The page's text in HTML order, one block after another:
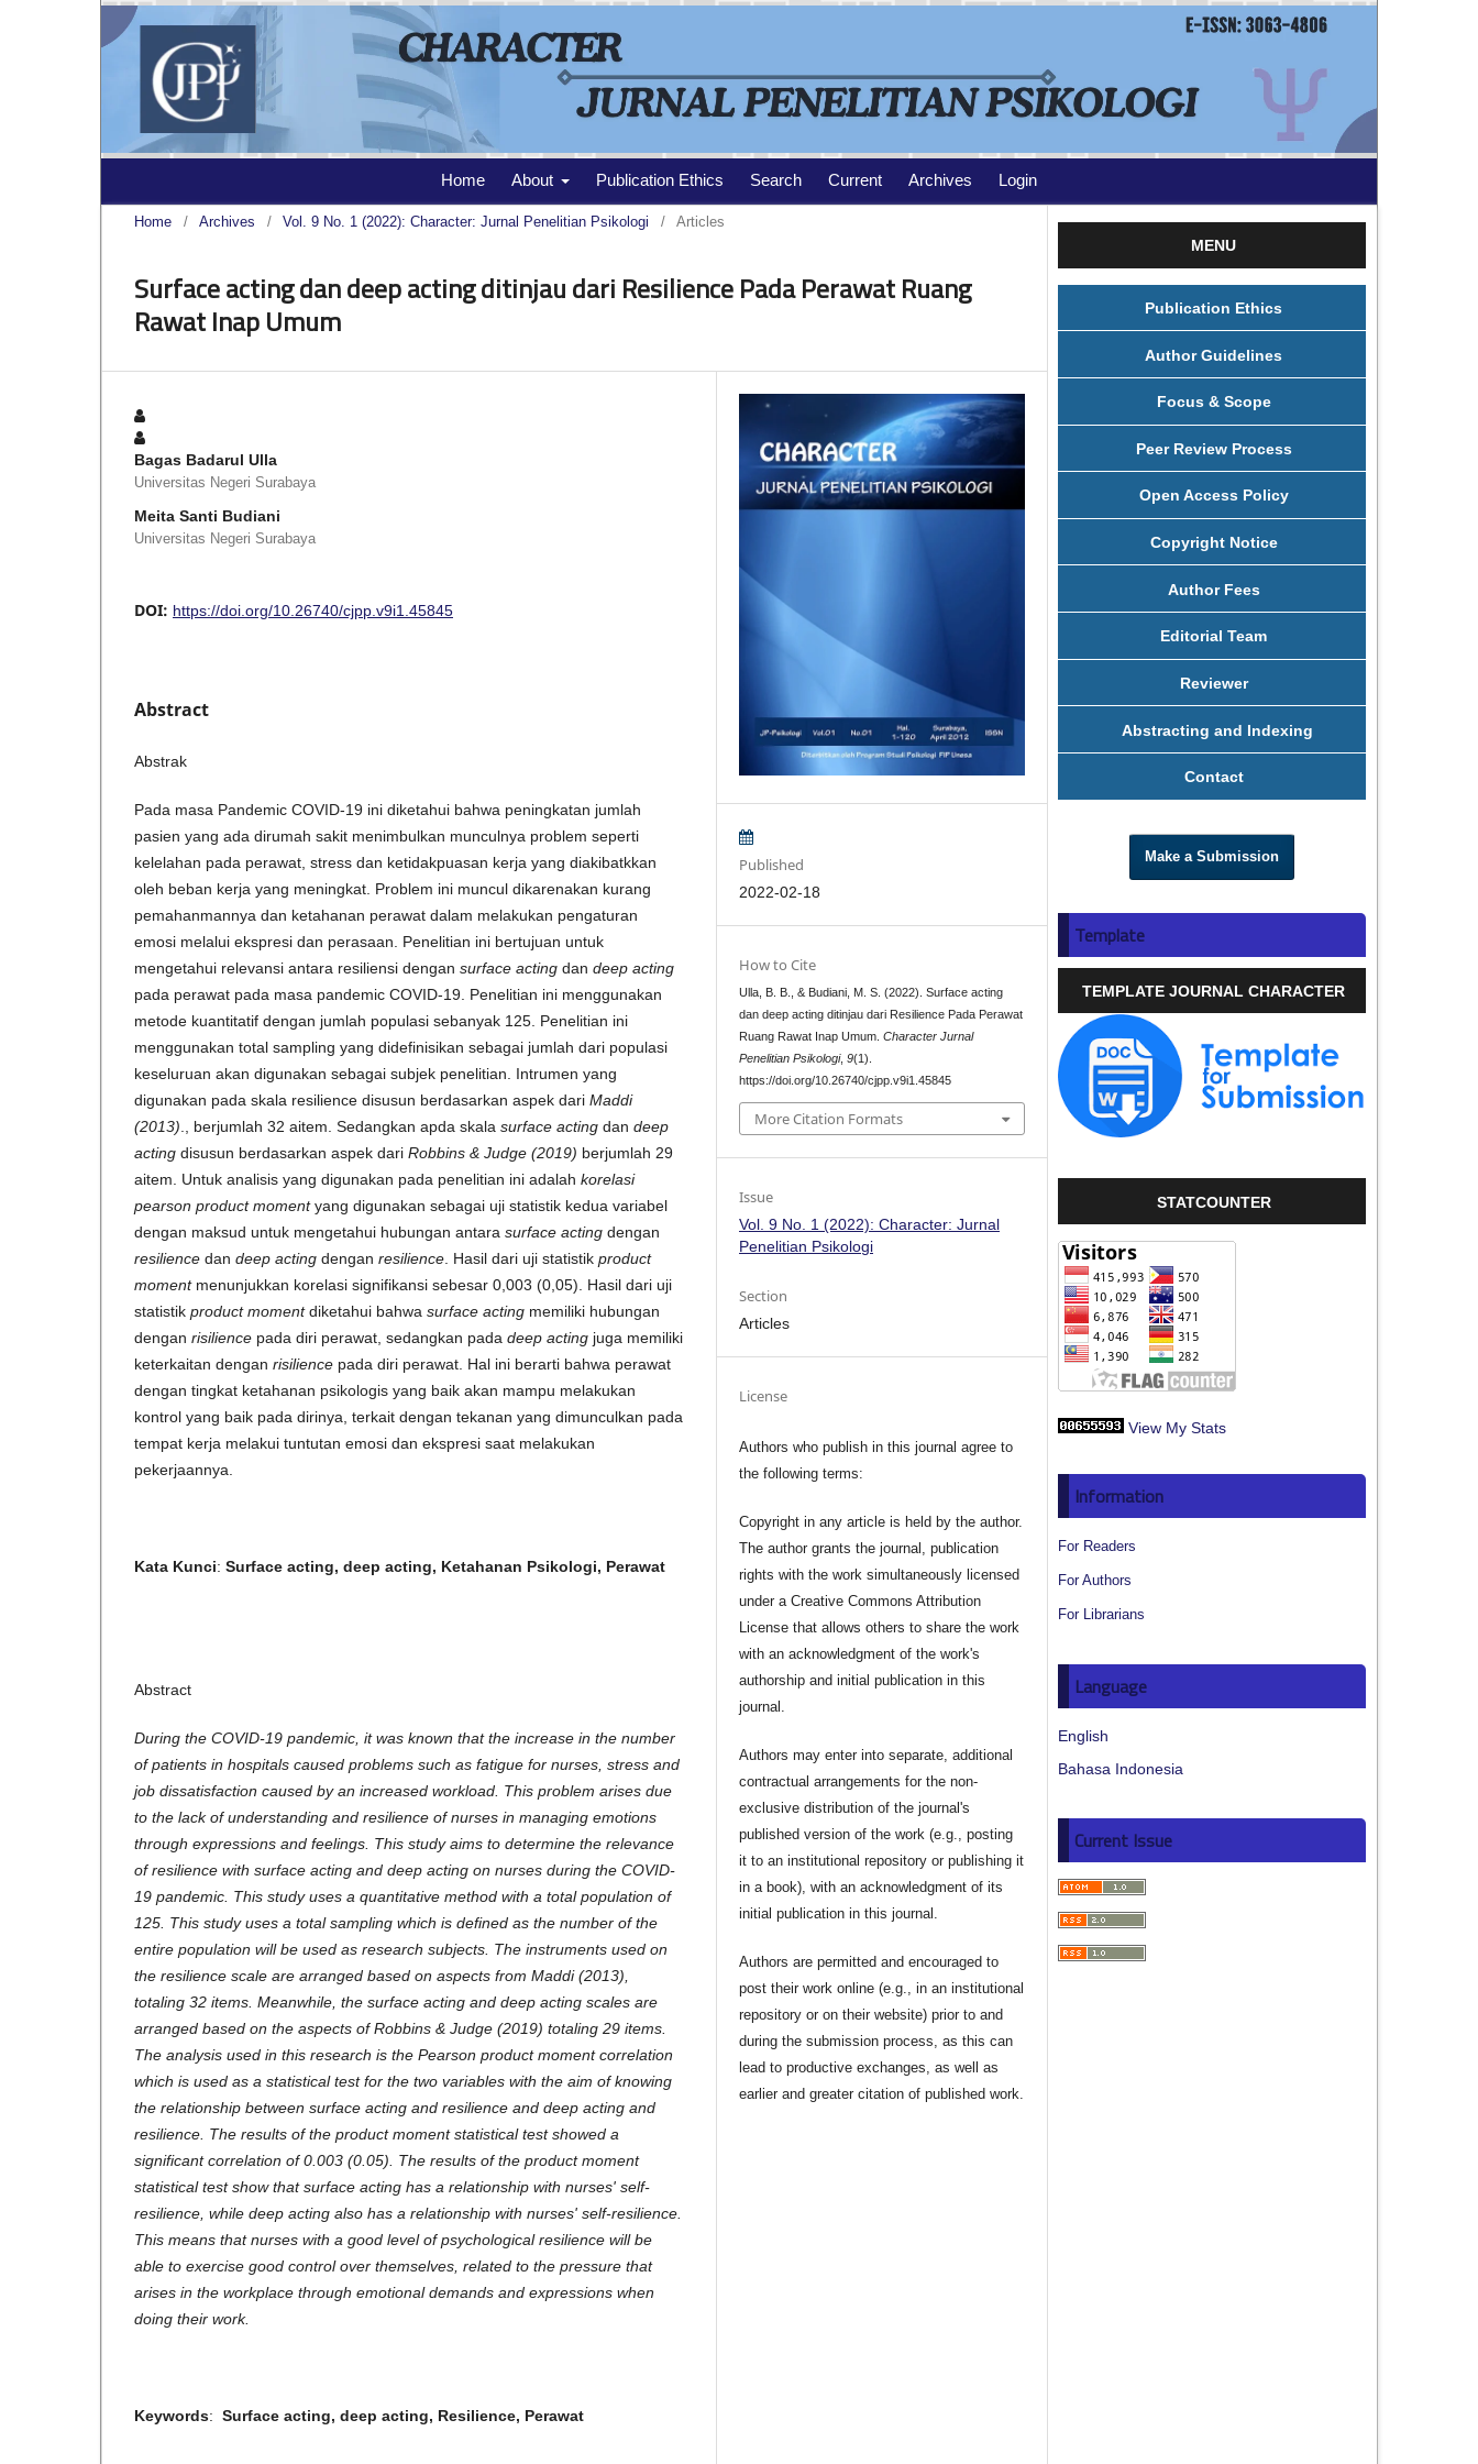
Home About Publication Ethics Search Current Archives Login
Home / Archives / Vol. 9 No. 1 (2022): Character: Jurnal Penelitian Psikologi / Articles
Surface acting dan deep acting ditinjau dari Resilience Pada Perawat Ruang
Rawat Inap Umum
Bagas Badarul Ulla
Universitas Negeri Surabaya
Meita Santi Budiani
Universitas Negeri Surabaya
DOI: https://doi.org/10.26740/cjpp.v9i1.45845
Abstract
Abstrak
Pada masa Pandemic COVID-19 ini diketahui bahwa peningkatan jumlah
pasien yang ada dirumah sakit menimbulkan munculnya problem seperti
kelelahan pada perawat, stress dan ketidakpuasan kerja yang diakibatkkan
oleh beban kerja yang meningkat. Problem ini muncul dikarenakan kurang
pemahanmannya dan ketahanan perawat dalam melakukan pengaturan
emosi melalui ekspresi dan perasaan. Penelitian ini bertujuan untuk
mengetahui relevansi antara resiliensi dengan surface acting dan deep acting
pada perawat pada masa pandemic COVID-19. Penelitian ini menggunakan
metode kuantitatif dengan jumlah populasi sebanyak 125. Penelitian ini
menggunakan total sampling yang didefinisikan sebagai jumlah dari populasi
keseluruan akan digunakan sebagai subjek penelitian. Intrumen yang
digunakan pada skala resilience disusun berdasarkan aspek dari Maddi
(2013) ., berjumlah 32 aitem. Sedangkan apda skala surface acting dan deep
acting disusun berdasarkan aspek dari Robbins & Judge (2019) berjumlah 29
aitem. Untuk analisis yang digunakan pada penelitian ini adalah korelasi
pearson product momentyang digunakan sebagai uji statistik kedua variabel
dengan maksud untuk mengetahui hubungan antara surface acting dengan
resilience dan deep acting dengan resilience . Hasil dari uji statistik product
momentmenunjukkan korelasi signifikansi sebesar 0,003 (0,05). Hasil dari uji
statistik product momentdiketahui bahwa surface acting memiliki hubungan
dengan risilience pada diri perawat, sedangkan pada deep acting juga memiliki
keterkaitan dengan risilience pada diri perawat. Hal ini berarti bahwa perawat
dengan tingkat ketahanan psikologis yang baik akan mampu melakukan
kontrol yang baik pada dirinya, terkait dengan tekanan yang dimunculkan pada
tempat kerja melakui tuntutan emosi dan ekspresi saat melakukan
pekerjaannya.
Kata Kunci: Surface acting, deep acting, Ketahanan Psikologi, Perawat
Abstract
During the COVID-19 pandemic, it was known that the increase in the number
of patients in hospitals caused problems such as fatigue for nurses, stress and
job dissatisfaction caused by an increased workload. This problem arises due
to the lack of understanding and resilience of nurses in managing emotions
through expressions and feelings. This study aims to determine the relevance
of resilience with surface acting and deep acting on nurses during the COVID-
19 pandemic. This study uses a quantitative method with a total population of
125. This study uses a total sampling which is defined as the number of the
entire population will be used as research subjects. The instruments used on
the resilience scale are arranged based on aspects from Maddi (2013),
totaling 32 items. Meanwhile, the surface acting and deep acting scales are
arranged based on the aspects of Robbins & Judge (2019) totaling 29 items.
The analysis used in this research is the Pearson product moment correlation
which is used as a statistical test for the two variables with the aim of knowing
the relationship between surface acting and resilience and deep acting and
resilience. The results of the product moment statistical test showed a
significant correlation of 0.003 (0.05). The results of the product moment
statistical test show that surface acting has a relationship with nurses' self-
resilience, while deep acting also has a relationship with nurses' self-resilience.
This means that nurses with a good level of psychological resilience will be
able to exercise good control over themselves, related to the pressure that
arises in the workplace through emotional demands and expressions when
doing their work.
Keywords: Surface acting, deep acting, Resilience, Perawat
Published
2022-02-18
How to Cite
Ulla, B. B., & Budiani, M. S. (2022). Surface acting
dan deep acting ditinjau dari Resilience Pada Perawat
Ruang Rawat Inap Umum.Character Jurnal
Penelitian Psikologi,9(1).
https://doi.org/10.26740/cjpp.v9i1.45845
More Citation Formats
Issue
Vol. 9 No. 1 (2022): Character: Jurnal
Penelitian Psikologi
Section
Articles
License
Authors who publish in this journal agree to
the following terms:
Copyright in any article is held by the author.
The author grants the journal, publication
rights with the work simultaneously licensed
under a Creative Commons Attribution
License that allows others to share the work
with an acknowledgment of the work's
authorship and initial publication in this
journal.
Authors may enter into separate, additional
contractual arrangements for the non-
exclusive distribution of the journal's
published version of the work (e.g., posting
it to an institutional repository or publishing it
in a book), with an acknowledgment of its
initial publication in this journal.
Authors are permitted and encouraged to
post their work online (e.g., in an institutional
repository or on their website) prior to and
during the submission process, as this can
lead to productive exchanges, as well as
earlier and greater citation of published work.
MENU
Publication Ethics
Author Guidelines
Focus & Scope
Peer Review Process
Open Access Policy
Copyright Notice
Author Fees
Editorial Team
Reviewer
Abstracting and Indexing
Contact
Make a Submission
Template
TEMPLATE JOURNAL CHARACTER
STATCOUNTER
View My Stats
Information
For Readers
For Authors
For Librarians
Language
English
Bahasa Indonesia
Current Issue